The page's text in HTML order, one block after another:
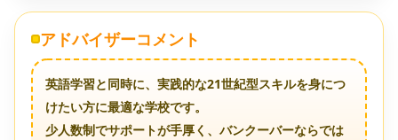
アドバイザーコメント
英語学習と同時に、実践的な21世紀型スキルを身につ
けたい方に最適な学校です。
少人数制でサポートが手厚く、バンクーバーならでは